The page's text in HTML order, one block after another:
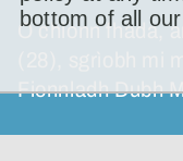
bottom of all
O chionn fhada,
(28), sgrìobh mi
Fionnladh Dubh